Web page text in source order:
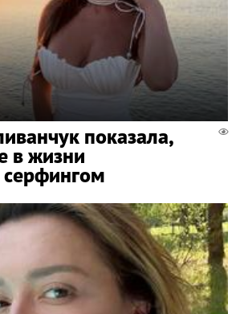
показала,
в жизни